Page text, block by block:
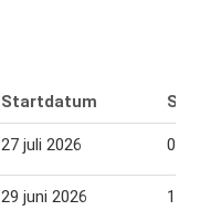
Startdatum
27 juli 2026 09
29 juni 2026 12